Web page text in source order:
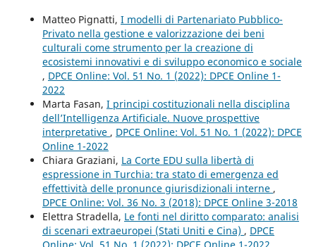
Matteo Pignatti, I modelli di Partenariato Pubblico-
Privato nella gestione e valorizzazione dei beni
culturali come strumento per la creazione di
ecosistemi innovativi e di sviluppo economico e sociale
, DPCE Online: Vol. 51 No. 1 (2022): DPCE Online 1-
2022
Marta Fasan, I principi costituzionali nella disciplina
dell’Intelligenza Artificiale. Nuove prospettive
interpretative , DPCE Online: Vol. 51 No. 1 (2022): DPCE
Online 1-2022
Chiara Graziani, La Corte EDU sulla libertà di
espressione in Turchia: tra stato di emergenza ed
effettività delle pronunce giurisdizionali interne ,
DPCE Online: Vol. 36 No. 3 (2018): DPCE Online 3-2018
Elettra Stradella, Le fonti nel diritto comparato: analisi
di scenari extraeuropei (Stati Uniti e Cina) , DPCE